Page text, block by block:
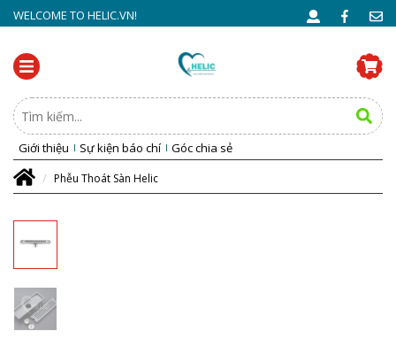
WELCOME TO HELIC.VN!
Giới thiệu Sự kiện báo chí Góc chia sẻ
Phễu Thoát Sàn Helic